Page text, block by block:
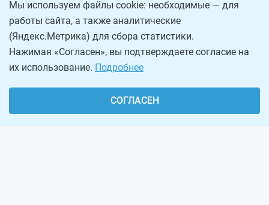
Мы используем файлы cookie: необходимые — для
работы сайта, а также аналитические
(Яндекс.Метрика) для сбора статистики.
Нажимая «Согласен», вы подтверждаете согласие на
их использование. Подробнее
СОГЛАСЕН